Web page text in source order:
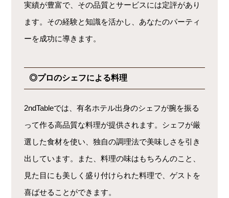
実績が豊富で、その品質とサービスには定評があり
ます。その経験と知識を活かし、あなたのパーティ
ーを成功に導きます。
◎プロのシェフによる料理
2ndTableでは、有名ホテル出身のシェフが腕を振る
って作る高品質な料理が提供されます。シェフが厳
選した食材を使い、独自の調理法で美味しさを引き
出しています。また、料理の味はもちろんのこと、
見た目にも美しく盛り付けられた料理で、ゲストを
喜ばせることができます。